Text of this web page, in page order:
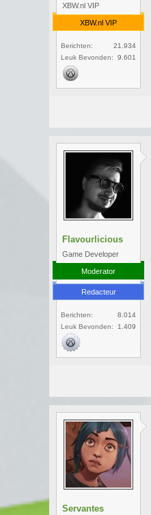
XBW.nl VIP
XBW.nl VIP
Berichten:
21.934
Leuk Bevonden:
9.601
Flavourlicious
Game Developer
Moderator
Redacteur
Berichten:
8.014
Leuk Bevonden:
1.409
Servantes